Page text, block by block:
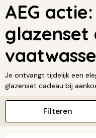
AEG
glazenset
Je ontvangt tijdelijk een
glazenset cadeau bij
1 februari t/m 30 juni 2026
Filteren